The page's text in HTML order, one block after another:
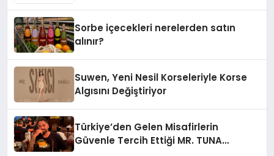
Sorbe içecekleri nerelerden satın
alınır?
Suwen, Yeni Nesil Korseleriyle Korse
Algısını Değiştiriyor
Türkiye’den Gelen Misafirlerin
Güvenle Tercih Ettiği MR. TUNA